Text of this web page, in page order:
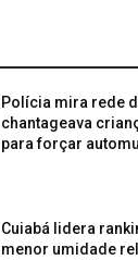
Polícia mira rede
chantageava
para forçar
Cuiabá lidera
menor umidade